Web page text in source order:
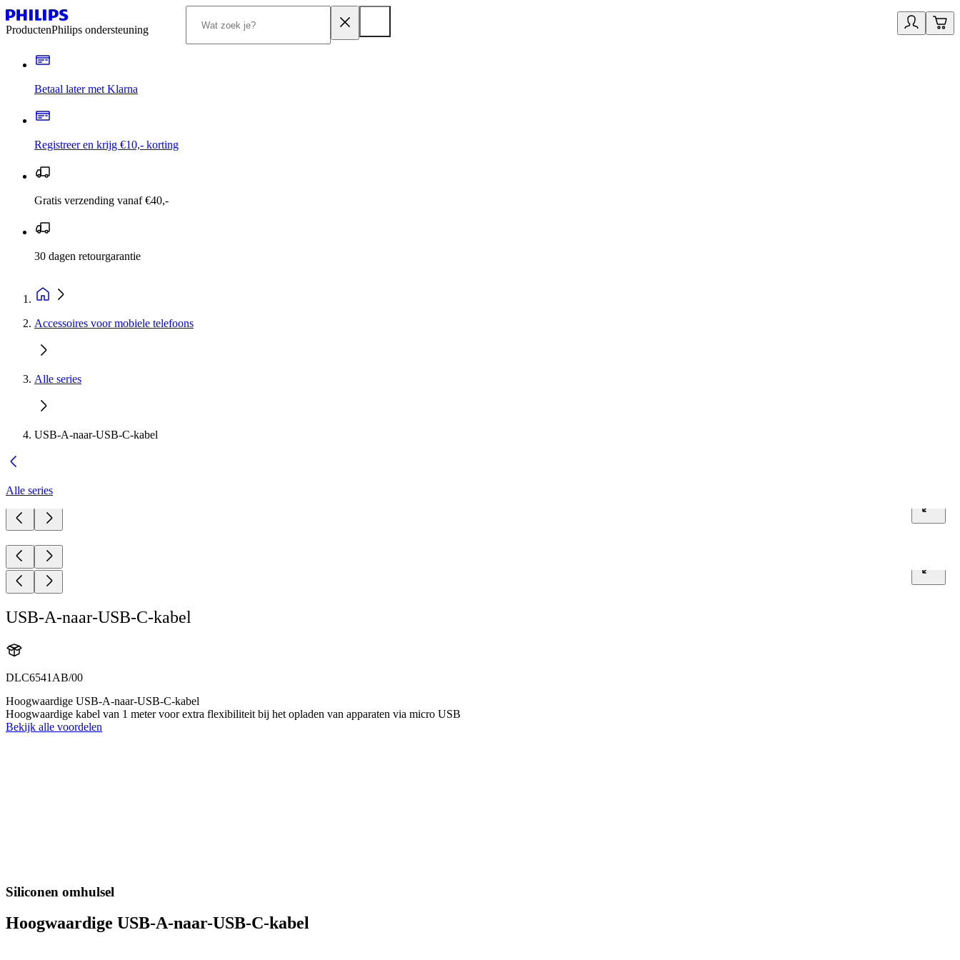
ProductenPhilips ondersteuning
Betaal later met Klarna
Registreer en krijg €10,- korting
Gratis verzending vanaf €40,-
30 dagen retourgarantie
Accessoires voor mobiele telefoons
Alle series
USB-A-naar-USB-C-kabel
Alle series
USB-A-naar-USB-C-kabel
DLC6541AB/00
Hoogwaardige USB-A-naar-USB-C-kabel
Hoogwaardige kabel van 1 meter voor extra flexibiliteit bij het opladen van apparaten via micro USB
Bekijk alle voordelen
Siliconen omhulsel
Hoogwaardige USB-A-naar-USB-C-kabel